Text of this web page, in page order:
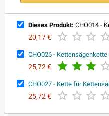
Dieses Produkt: CHO014 -
20,17 €   
CHO026 - Kettensägenkette
25,72 €   
CHO027 - Kette für
25,72 €   